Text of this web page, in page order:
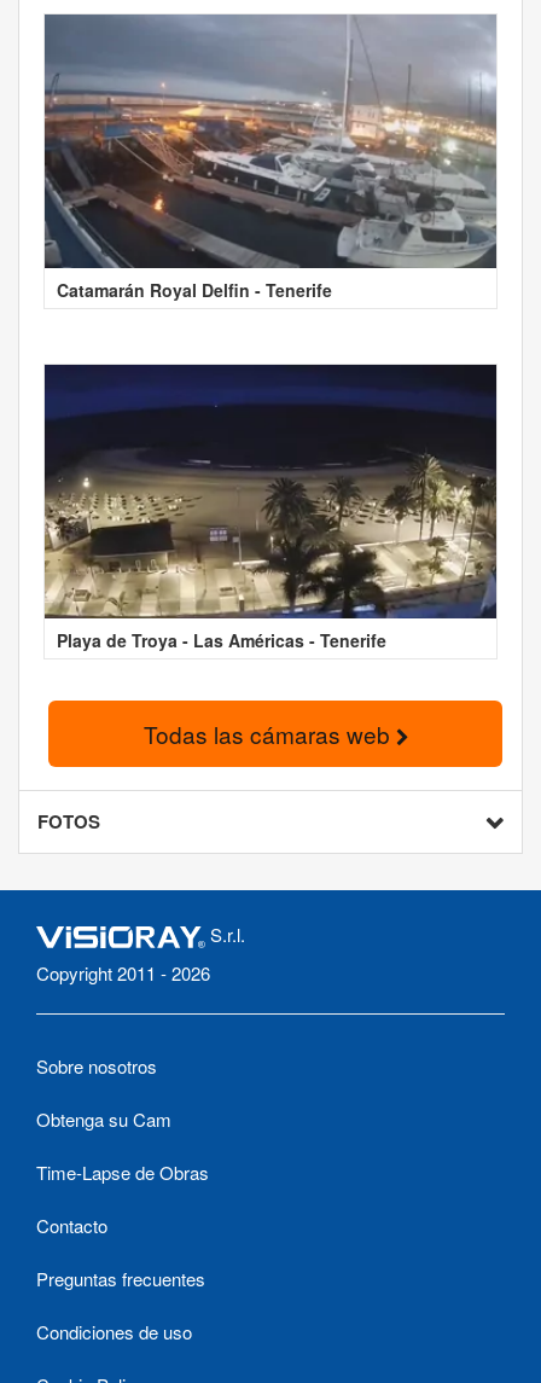
Catamarán Royal Delfin - Tenerife
Playa de Troya - Las Américas - Tenerife
Todas las cámaras web
FOTOS
S.r.l.
Copyright 2011 - 2026
Sobre nosotros
Obtenga su Cam
Time-Lapse de Obras
Contacto
Preguntas frecuentes
Condiciones de uso